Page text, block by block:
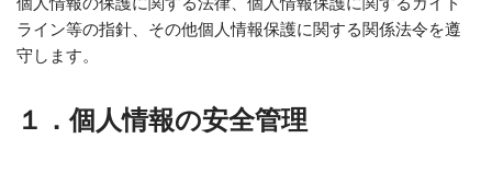
ライン等の指針、その他個人情報保護に関する関係法令を遵
守します。
１．個人情報の安全管理